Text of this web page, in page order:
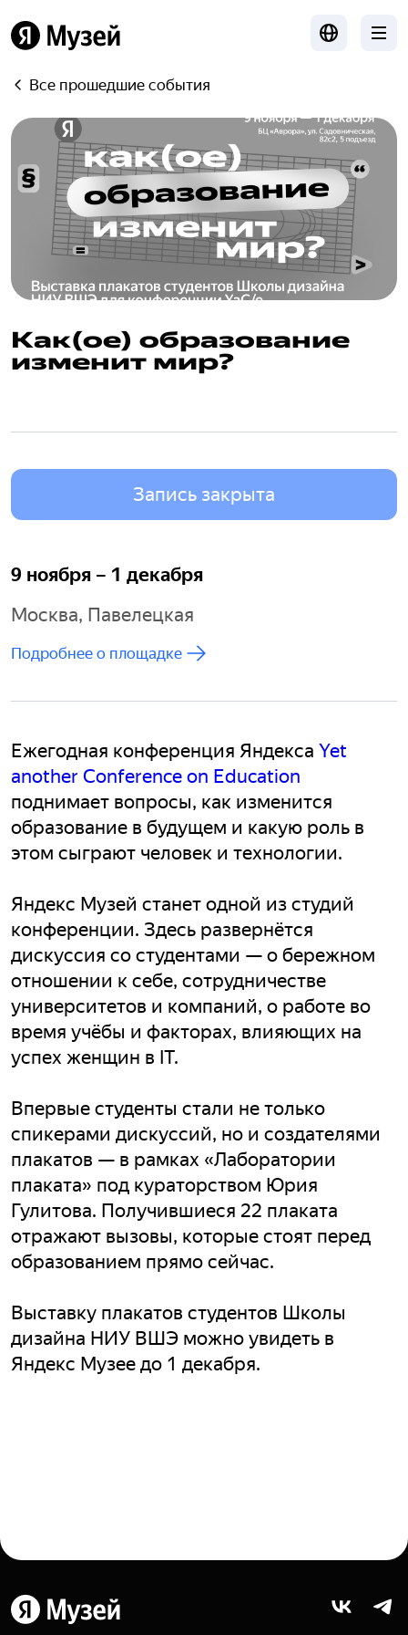
Яндекс Локализация
Все прошедшие события
Запись закрыта
9 ноября – 1 декабря
Москва, Павелецкая
Подробнее о площадке
Как(ое) образование
изменит мир?
Ежегодная конференция Яндекса Yet
another Conference on Education
поднимает вопросы, как изменится
образование в будущем и какую роль в
этом сыграют человек и технологии.
Яндекс Музей станет одной из студий
конференции. Здесь развернётся
дискуссия со студентами — о бережном
отношении к себе, сотрудничестве
университетов и компаний, о работе во
время учёбы и факторах, влияющих на
успех женщин в IT.
Впервые студенты стали не только
спикерами дискуссий, но и создателями
плакатов — в рамках «Лаборатории
плаката» под кураторством Юрия
Гулитова. Получившиеся 22 плаката
отражают вызовы, которые стоят перед
образованием прямо сейчас.
Выставку плакатов студентов Школы
дизайна НИУ ВШЭ можно увидеть в
Яндекс Музее до 1 декабря.
Яндекс